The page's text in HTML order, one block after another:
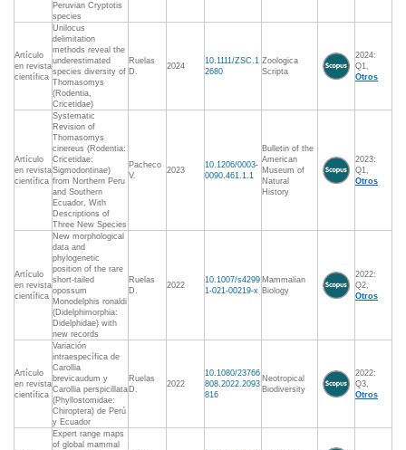
Peruvian Cryptotis
species
Artículo
en revista
científica
Unilocus
delimitation
methods reveal the
underestimated
species diversity of
Thomasomys
(Rodentia,
Cricetidae)
Ruelas
D.
2024
10.1111/ZSC.1
2680
Zoologica
Scripta
2024:
Q1,
Otros
Artículo
en revista
científica
Systematic
Revision of
Thomasomys
cinereus (Rodentia:
Cricetidae:
Sigmodontinae)
from Northern Peru
and Southern
Ecuador, With
Descriptions of
Three New Species
Pacheco
V.
2023
10.1206/0003-
0090.461.1.1
Bulletin of the
American
Museum of
Natural
History
2023:
Q1,
Otros
Artículo
en revista
científica
New morphological
data and
phylogenetic
position of the rare
short-tailed
opossum
Monodelphis ronaldi
(Didelphimorphia:
Didelphidae) with
new records
Ruelas
D.
2022
10.1007/s4299
1-021-00219-x
Mammalian
Biology
2022:
Q2,
Otros
Artículo
en revista
científica
Variación
intraespecífica de
Carollia
brevicaudum y
Carollia perspicillata
(Phyllostomidae:
Chiroptera) de Perú
y Ecuador
Ruelas
D.
2022
10.1080/23766
808.2022.2093
816
Neotropical
Biodiversity
2022:
Q3,
Otros
Expert range maps
of global mammal